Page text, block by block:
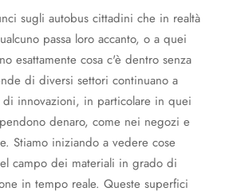
sugli autobus cittadini che in realtà
passa loro accanto, o a quei
esattamente cosa c'è dentro senza
di diversi settori continuano a
di innovazioni, in particolare in quei
denaro, come nei negozi e
Stiamo iniziando a vedere cose
campo dei materiali in grado di
in tempo reale. Queste superfici